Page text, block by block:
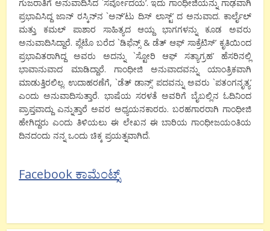
ಗುಜರಾತಿಗೆ ಅನುವಾದಿಸಿದ `ಸರ್ವೋದಯ’. ಇದು ಗಾಂಧೀಜಿಯನ್ನು ಗಾಢವಾಗಿ
ಪ್ರಭಾವಿಸಿದ್ದ ಜಾನ್ ರಸ್ಕಿನ್‍ನ `ಅನ್‍’ಟು ದಿಸ್ ಲಾಸ್ಟ್’ ದ ಅನುವಾದ. ಕಾರ್ಲೈಲ್
ಮತ್ತು ಕಮಲ್ ಪಾಶಾರ ಸಾಹಿತ್ಯದ ಆಯ್ದ ಭಾಗಗಳನ್ನು ಕೂಡ ಅವರು
ಅನುವಾದಿಸಿದ್ದಾರೆ. ಪ್ಲೆಟೊ ಬರೆದ `ಡಿಫೆನ್ಸ್ & ಡೆತ್ ಆಫ್ ಸಾಕ್ರೆಟಿಸ್’ ಕೃತಿಯಿಂದ
ಪ್ರಭಾವಿತರಾಗಿದ್ದ ಅವರು ಅದನ್ನು `ಸ್ಟೋರಿ ಆಫ್ ಸತ್ಯಾಗ್ರಹ’ ಹೆಸರಿನಲ್ಲಿ
ಭಾವಾನುವಾದ ಮಾಡಿದ್ದಾರೆ. ಗಾಂಧೀಜಿ ಅನುವಾದವನ್ನು ಯಾಂತ್ರಿಕವಾಗಿ
ಮಾಡುತ್ತಿರಲಿಲ್ಲ. ಉದಾಹರಣೆಗೆ, `ಡೆತ್ ಡಾನ್ಸ್’ ಪದವನ್ನು ಅವರು `ಪತಂಗನೃತ್ಯ’
ಎಂದು ಅನುವಾದಿಸುತ್ತಾರೆ. ಭಾಷೆಯ ಸರಳತೆ ಅವರಿಗೆ ಬೈಬಲ್ಲಿನ ಓದಿನಿಂದ
ಪ್ರಾಪ್ತವಾದ್ದು ಎನ್ನುತ್ತಾರೆ ಅವರ ಅಧ್ಯಯನಕಾರರು. ಬರಹಗಾರರಾಗಿ ಗಾಂಧೀಜಿ
ಹೇಗಿದ್ದರು ಎಂದು ತಿಳಿಯಲು ಈ ಲೇಖನ ಈ ಬಾರಿಯ ಗಾಂಧೀಜಯಂತಿಯ
ದಿನದಂದು ನನ್ನ ಒಂದು ಚಿಕ್ಕ ಪ್ರಯತ್ನವಾಗಿದೆ.
Facebook ಕಾಮೆಂಟ್ಸ್